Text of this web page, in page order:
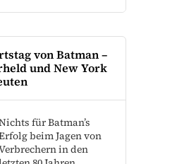
von Batman –
und New York
für Batman’s
beim Jagen von
in den